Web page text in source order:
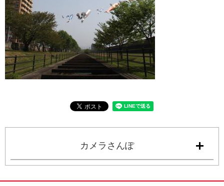
カメラさんぽ